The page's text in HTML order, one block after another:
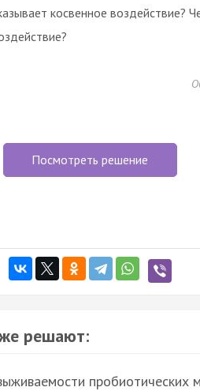
косвенное воздействие?
Посмотреть решение
решают:
пробиотических